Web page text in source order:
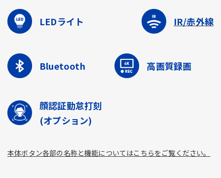
LEDライト IR/赤外線
Bluetooth 高画質録画
顔認証勤怠打刻
(オプション)
本体ボタン各部の名称と機能についてはこちらをご覧ください。